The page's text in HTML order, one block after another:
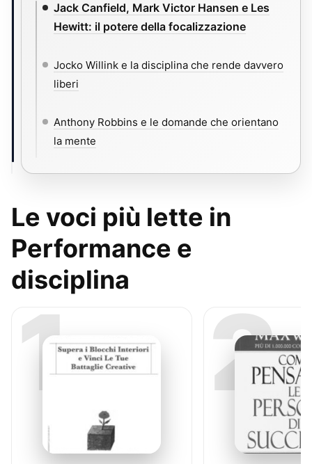
Jack Canfield, Mark Victor Hansen e Les
Hewitt: il potere della focalizzazione
Jocko Willink e la disciplina che rende davvero
liberi
Anthony Robbins e le domande che orientano
la mente
Le voci più lette in
Performance e
disciplina
1 2